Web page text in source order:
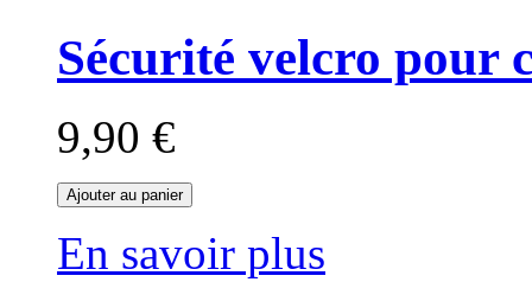
Sécurité velcro pour
9,90 €
Ajouter au panier
En savoir plus